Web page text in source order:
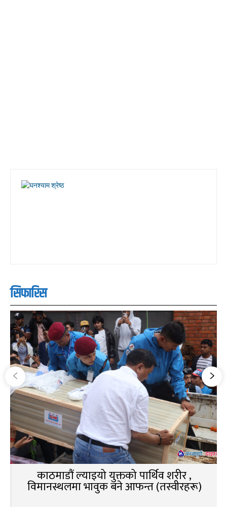
सिफारिस
काठमाडौं ल्याइयो युक्तको पार्थिव शरीर ,
विमानस्थलमा भावुक बने आफन्त (तस्वीरहरू)